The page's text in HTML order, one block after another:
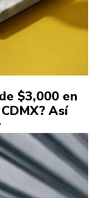
$3,000 en
Así